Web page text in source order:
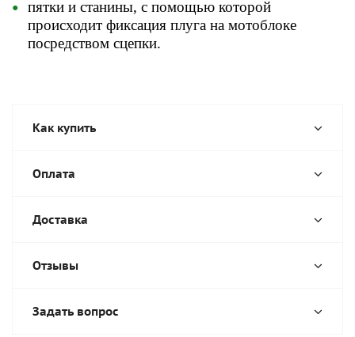
пятки и станины, с помощью которой
происходит фиксация плуга на мотоблоке
посредством сцепки.
Как купить
Оплата
Доставка
Отзывы
Задать вопрос